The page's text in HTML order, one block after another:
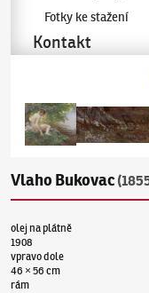
Fotky ke stažení
Kontakt
Vlaho Bukovac
olej na plátně
1908
vpravo dole
46 × 56 cm
rám